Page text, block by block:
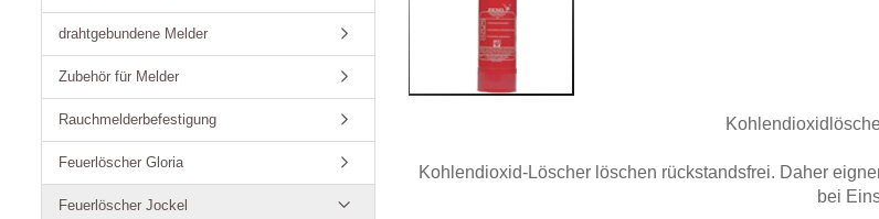
Kohlendioxid-Löscher löschen rückstandsfrei. Daher
bei
drahtgebundene Melder
Zubehör für Melder
Rauchmelderbefestigung
Feuerlöscher Gloria
Feuerlöscher Jockel